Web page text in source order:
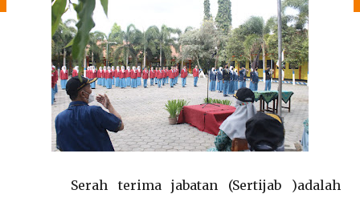
Serah terima jabatan (Sertijab )adalah